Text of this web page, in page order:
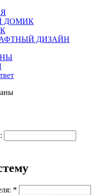
ДОМИК
ДИЗАЙН
*